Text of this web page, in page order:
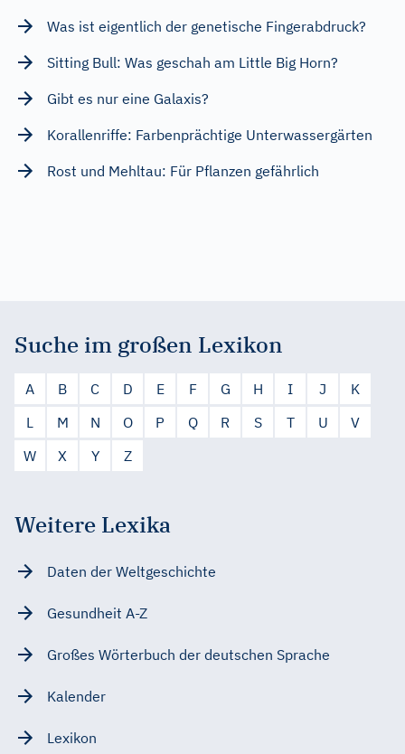
Was ist eigentlich der genetische Fingerabdruck?
Sitting Bull: Was geschah am Little Big Horn?
Gibt es nur eine Galaxis?
Korallenriffe: Farbenprächtige Unterwassergärten
Rost und Mehltau: Für Pflanzen gefährlich
Suche im großen Lexikon
A B C D E F G H I J
K
L
M N O P Q R S T U
V
W
X Y Z
Weitere Lexika
Daten der Weltgeschichte
Gesundheit A-Z
Großes Wörterbuch der deutschen Sprache
Kalender
Lexikon